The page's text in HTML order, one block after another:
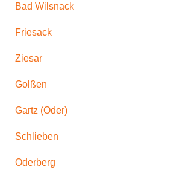
Bad Wilsnack
Friesack
Ziesar
Golßen
Gartz (Oder)
Schlieben
Oderberg